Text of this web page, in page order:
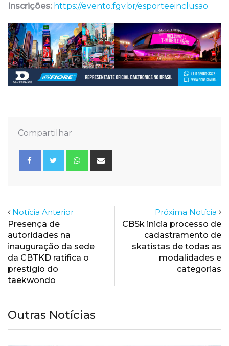
Inscrições: https://evento.fgv.br/esporteeinclusao
Compartilhar
Whatsapp
Notícia Anterior
Presença de
autoridades na
inauguração da sede
da CBTKD ratifica o
prestígio do
taekwondo
Próxima Notícia
CBSk inicia processo de
cadastramento de
skatistas de todas as
modalidades e
categorias
Outras Notícias